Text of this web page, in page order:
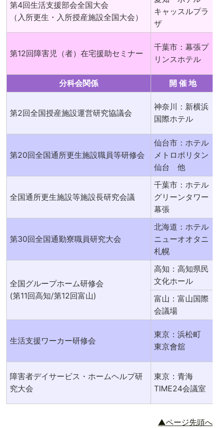
第4回生活支援部会全国大会
（入所更生・入所授産施設全国大会）
キャッスルプラ
ザ
第12回障害児（者）在宅援助セミナー
千葉市：幕張プ
リンスホテル
分科会関係
開 催 地
第2回全国授産施設運営研究協議会
神奈川：新横浜
国際ホテル
第20回全国通所更生施設職員等研修会
仙台市：ホテル
メトロポリタン
仙台 他
全国通所更生施設等施設長研究会議
千葉市：ホテル
グリーンタワー
幕張
第30回全国通勤寮職員研究大会
北海道：ホテル
ニューオオタニ
札幌
全国グループホーム研修会
(第11回高知/第12回富山)
高知：高知県民
文化ホール
富山：富山国際
会議場
生活支援ワーカー研修会
東京：浜松町
東京會舘
障害者デイサービス・ホームヘルプ研
究大会
東京：青海
TIME24会議室
▲ページ先頭へ